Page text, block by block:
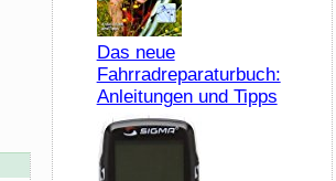
Das neue
Fahrradreparaturbuch:
Anleitungen und Tipps